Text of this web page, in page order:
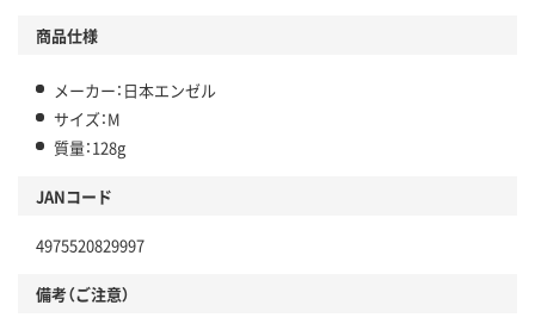
商品仕様
メーカー：日本エンゼル
サイズ：M
質量：128g
JANコード
4975520829997
備考（ご注意）